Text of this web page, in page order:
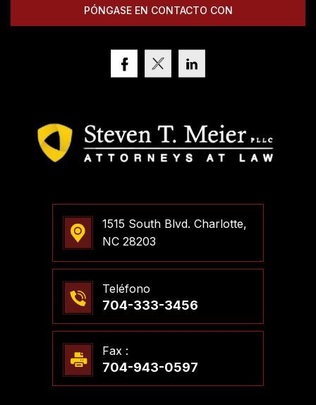
PÓNGASE EN CONTACTO CON
1515 South Blvd. Charlotte,
NC 28203
Teléfono
704-333-3456
Fax :
704-943-0597